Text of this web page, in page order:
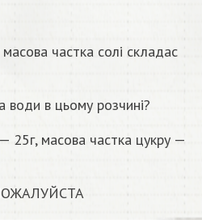
частка солі складас
води в цьому розчинi?
25г, масова частка цукру —